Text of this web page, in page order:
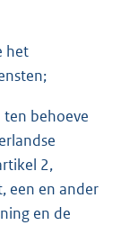
het
behoeve
2,
een en ander
en de